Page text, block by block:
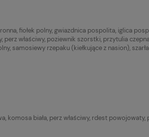
fiołek polny, gwiazdnica pospolita, iglica
perz właściwy, poziewnik szorstki, przytulia
samosiewy rzepaku (kiełkujące z nasion),
komosa biała, perz właściwy, rdest